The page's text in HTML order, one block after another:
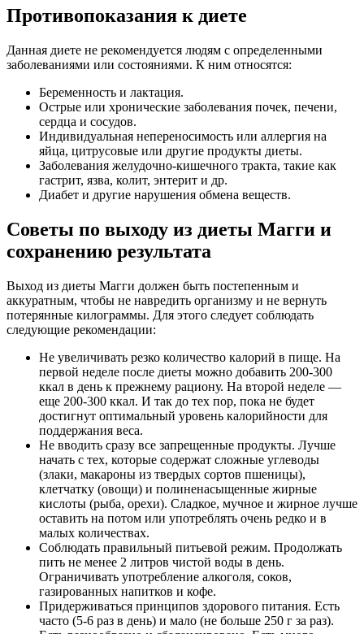
Противопоказания к диете
Данная диете не рекомендуется людям с определенными
заболеваниями или состояниями. К ним относятся:
Беременность и лактация.
Острые или хронические заболевания почек, печени,
сердца и сосудов.
Индивидуальная непереносимость или аллергия на
яйца, цитрусовые или другие продукты диеты.
Заболевания желудочно-кишечного тракта, такие как
гастрит, язва, колит, энтерит и др.
Диабет и другие нарушения обмена веществ.
Советы по выходу из диеты Магги и
сохранению результата
Выход из диеты Магги должен быть постепенным и
аккуратным, чтобы не навредить организму и не вернуть
потерянные килограммы. Для этого следует соблюдать
следующие рекомендации:
Не увеличивать резко количество калорий в пище. На
первой неделе после диеты можно добавить 200-300
ккал в день к прежнему рациону. На второй неделе —
еще 200-300 ккал. И так до тех пор, пока не будет
достигнут оптимальный уровень калорийности для
поддержания веса.
Не вводить сразу все запрещенные продукты. Лучше
начать с тех, которые содержат сложные углеводы
(злаки, макароны из твердых сортов пшеницы),
клетчатку (овощи) и полиненасыщенные жирные
кислоты (рыба, орехи). Сладкое, мучное и жирное лучше
оставить на потом или употреблять очень редко и в
малых количествах.
Соблюдать правильный питьевой режим. Продолжать
пить не менее 2 литров чистой воды в день.
Ограничивать употребление алкоголя, соков,
газированных напитков и кофе.
Придерживаться принципов здорового питания. Есть
часто (5-6 раз в день) и мало (не больше 250 г за раз).